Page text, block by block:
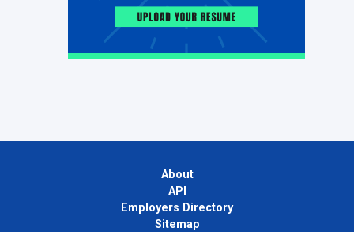
About
API
Employers Directory
Sitemap